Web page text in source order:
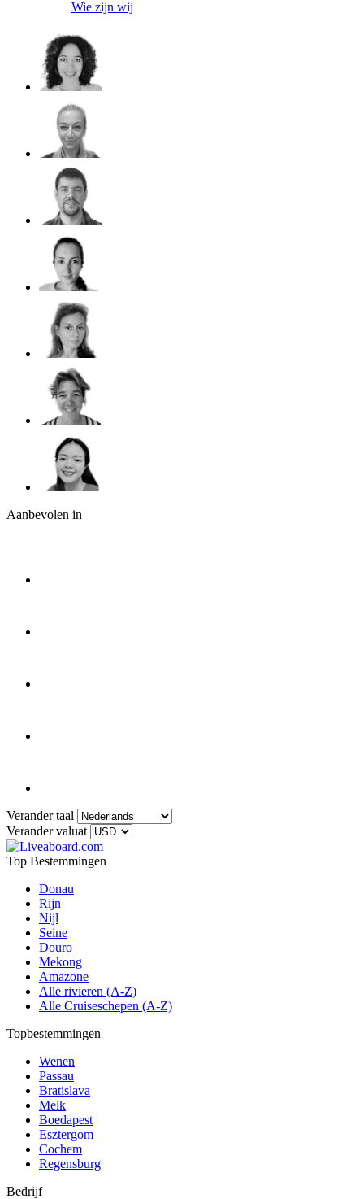
Wie zijn wij
Aanbevolen in
Verander taal
Verander valuat
Top Bestemmingen
Donau
Rijn
Nijl
Seine
Douro
Mekong
Amazone
Alle rivieren (A-Z)
Alle Cruiseschepen (A-Z)
Topbestemmingen
Wenen
Passau
Bratislava
Melk
Boedapest
Esztergom
Cochem
Regensburg
Bedrijf